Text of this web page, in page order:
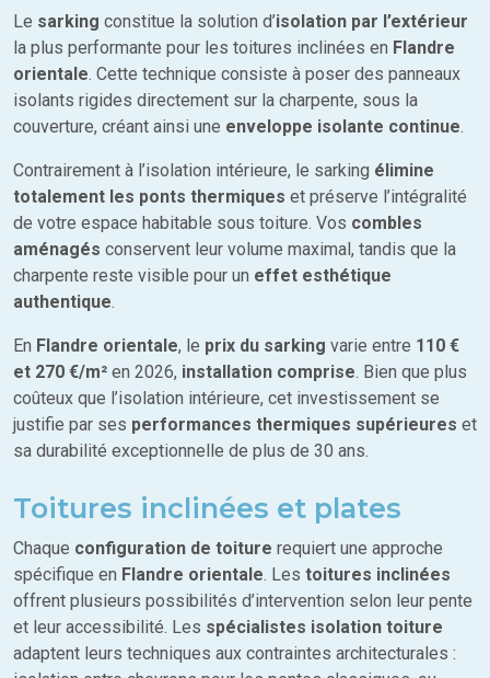
Le sarking constitue la solution d’isolation par l’extérieur
la plus performante pour les toitures inclinées en Flandre
orientale. Cette technique consiste à poser des panneaux
isolants rigides directement sur la charpente, sous la
couverture, créant ainsi une enveloppe isolante continue.
Contrairement à l’isolation intérieure, le sarking élimine
totalement les ponts thermiques et préserve l’intégralité
de votre espace habitable sous toiture. Vos combles
aménagés conservent leur volume maximal, tandis que la
charpente reste visible pour un effet esthétique
authentique.
En Flandre orientale, le prix du sarking varie entre 110 €
et 270 €/m² en 2026, installation comprise. Bien que plus
coûteux que l’isolation intérieure, cet investissement se
justifie par ses performances thermiques supérieures et
sa durabilité exceptionnelle de plus de 30 ans.
Toitures inclinées et plates
Chaque configuration de toiture requiert une approche
spécifique en Flandre orientale. Les toitures inclinées
offrent plusieurs possibilités d’intervention selon leur pente
et leur accessibilité. Les spécialistes isolation toiture
adaptent leurs techniques aux contraintes architecturales :